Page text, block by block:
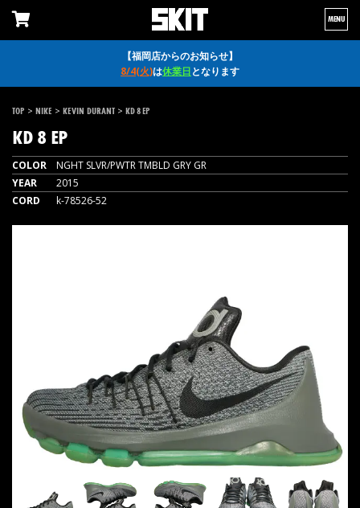
【福岡店からのお知らせ】
8/4(火)は休業日となります
MENU
TOP > NIKE > KEVIN DURANT > KD 8 EP
KD 8 EP
COLOR
NGHT SLVR/PWTR TMBLD GRY GR
YEAR
2015
CORD
k-78526-52